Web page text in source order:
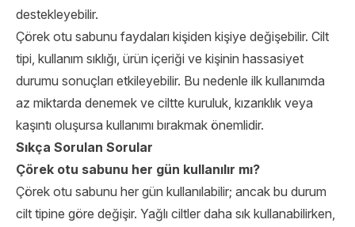
destekleyebilir.
Çörek otu sabunu faydaları kişiden kişiye değişebilir. Cilt
tipi, kullanım sıklığı, ürün içeriği ve kişinin hassasiyet
durumu sonuçları etkileyebilir. Bu nedenle ilk kullanımda
az miktarda denemek ve ciltte kuruluk, kızarıklık veya
kaşıntı oluşursa kullanımı bırakmak önemlidir.
Sıkça Sorulan Sorular
Çörek otu sabunu her gün kullanılır mı?
Çörek otu sabunu her gün kullanılabilir; ancak bu durum
cilt tipine göre değişir. Yağlı ciltler daha sık kullanabilirken,